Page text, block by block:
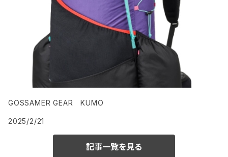
GOSSAMER GEAR KUMO
2025/2/21
記事一覧を見る